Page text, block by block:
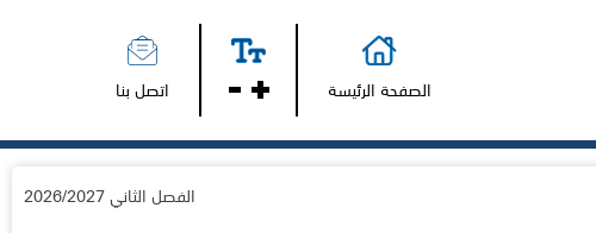
الصفحة الرئيسة اتصل بنا
الفصل الثاني 2026/2027